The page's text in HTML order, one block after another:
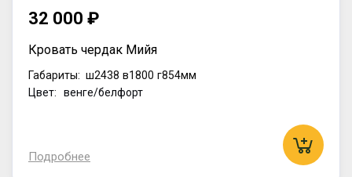
32 000 ₽
Кровать чердак Мийя
Габариты: ш2438 в1800 г854мм
Цвет: венге/белфорт
Подробнее